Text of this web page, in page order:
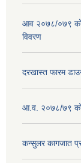
आव २०७८/०७९ को
विवरण
दरखास्त फारम
आ.व. २०७८/७९ को
कन्सुलर कागजात